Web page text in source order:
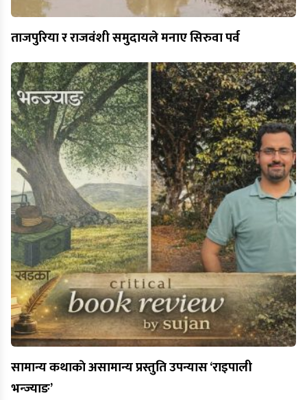
ताजपुरिया र राजवंशी समुदायले मनाए सिरुवा पर्व
सामान्य कथाकाे असामान्य प्रस्तुति उपन्यास ‘राइपाली
भन्ज्याङ’